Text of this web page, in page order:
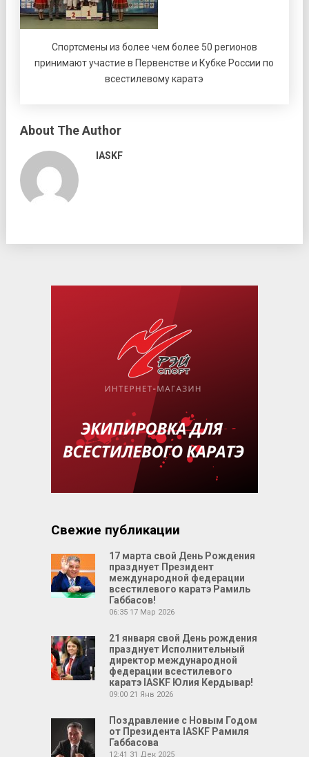
Спортсмены из более чем более 50 регионов
принимают участие в Первенстве и Кубке России по
всестилевому каратэ
About The Author
IASKF
Свежие публикации
17 марта свой День Рождения
празднует Президент
международной федерации
всестилевого каратэ Рамиль
Габбасов!
06:35 17 Мар 2026
21 января свой День рождения
празднует Исполнительный
директор международной
федерации всестилевого
каратэ IASKF Юлия Кердывар!
09:00 21 Янв 2026
Поздравление с Новым Годом
от Президента IASKF Рамиля
Габбасова
12:41 31 Дек 2025